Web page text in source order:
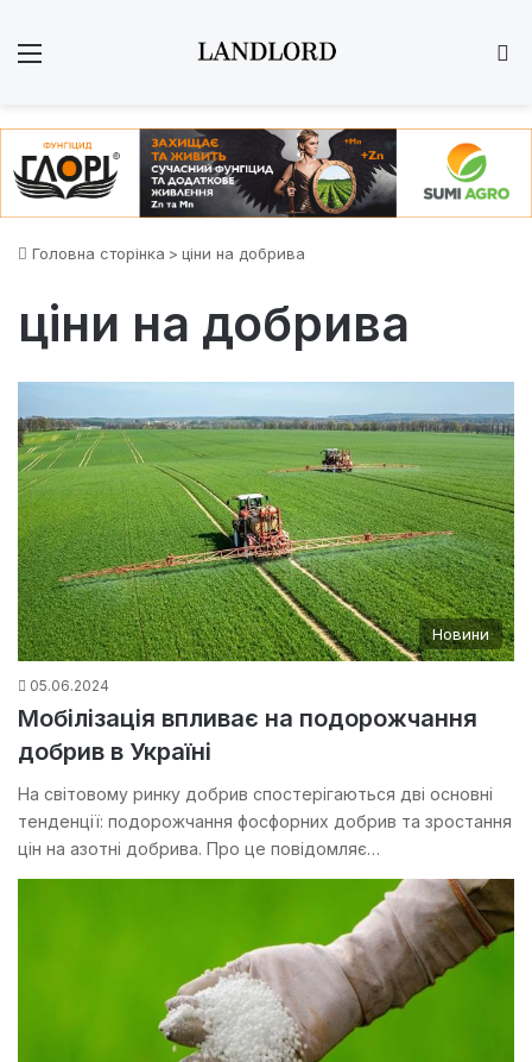
Головна сторінка > ціни на добрива
ціни на добрива
Новини
05.06.2024
Мобілізація впливає на подорожчання
добрив в Україні
На світовому ринку добрив спостерігаються дві основні
тенденції: подорожчання фосфорних добрив та зростання
цін на азотні добрива. Про це повідомляє…